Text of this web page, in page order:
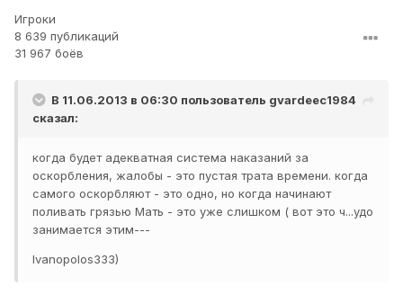
Игроки
8 639 публикаций
31 967 боёв
В 11.06.2013 в 06:30 пользователь gvardeec1984
сказал:
когда будет адекватная система наказаний за
оскорбления, жалобы - это пустая трата времени. когда
самого оскорбляют - это одно, но когда начинают
поливать грязью Мать - это уже слишком ( вот это ч...удо
занимается этим---
Ivanopolos333)